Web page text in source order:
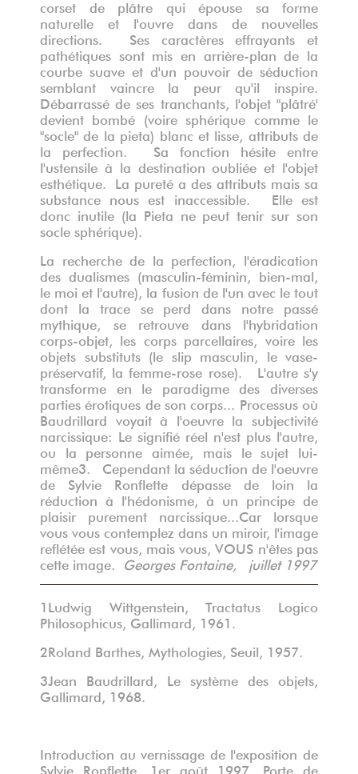
corset de plâtre qui épouse sa forme
naturelle et l'ouvre dans de nouvelles
directions. Ses caractères effrayants et
pathétiques sont mis en arrière-plan de la
courbe suave et d'un pouvoir de séduction
semblant vaincre la peur qu'il inspire.
Débarrassé de ses tranchants, l'objet "plâtré'
devient bombé (voire sphérique comme le
"socle" de la pieta) blanc et lisse, attributs de
la perfection. Sa fonction hésite entre
l'ustensile à la destination oubliée et l'objet
esthétique. La pureté a des attributs mais sa
substance nous est inaccessible. Elle est
donc inutile (la Pieta ne peut tenir sur son
socle sphérique).
La recherche de la perfection, l'éradication
des dualismes (masculin-féminin, bien-mal,
le moi et l'autre), la fusion de l'un avec le tout
dont la trace se perd dans notre passé
mythique, se retrouve dans l'hybridation
corps-objet, les corps parcellaires, voire les
objets substituts (le slip masculin, le vase-
préservatif, la femme-rose rose). L'autre s'y
transforme en le paradigme des diverses
parties érotiques de son corps... Processus où
Baudrillard voyait à l'oeuvre la subjectivité
narcissique: Le signifié réel n'est plus l'autre,
ou la personne aimée, mais le sujet lui-
même 3 . Cependant la séduction de l'oeuvre
de Sylvie Ronflette dépasse de loin la
réduction à l'hédonisme, à un principe de
plaisir purement narcissique...Car lorsque
vous vous contemplez dans un miroir, l'image
reflétée est vous, mais vous, VOUS n'êtes pas
cette image. Georges Fontaine, juillet 1997
1 Ludwig Wittgenstein, Tractatus Logico
Philosophicus, Gallimard, 1961.
2 Roland Barthes, Mythologies, Seuil, 1957.
3 Jean Baudrillard, Le système des objets,
Gallimard, 1968.
Introduction au vernissage de l'exposition de
Sylvie Ronflette, 1er août 1997, Porte de